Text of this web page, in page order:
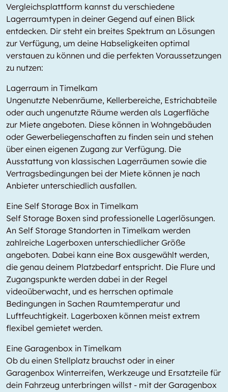
Vergleichsplattform kannst du verschiedene
Lagerraumtypen in deiner Gegend auf einen Blick
entdecken. Dir steht ein breites Spektrum an Lösungen
zur Verfügung, um deine Habseligkeiten optimal
verstauen zu können und die perfekten Voraussetzungen
zu nutzen:
Lagerraum in Timelkam
Ungenutzte Nebenräume, Kellerbereiche, Estrichabteile
oder auch ungenutzte Räume werden als Lagerfläche
zur Miete angeboten. Diese können in Wohngebäuden
oder Gewerbeliegenschaften zu finden sein und stehen
über einen eigenen Zugang zur Verfügung. Die
Ausstattung von klassischen Lagerräumen sowie die
Vertragsbedingungen bei der Miete können je nach
Anbieter unterschiedlich ausfallen.
Eine Self Storage Box in Timelkam
Self Storage Boxen sind professionelle Lagerlösungen.
An Self Storage Standorten in Timelkam werden
zahlreiche Lagerboxen unterschiedlicher Größe
angeboten. Dabei kann eine Box ausgewählt werden,
die genau deinem Platzbedarf entspricht. Die Flure und
Zugangspunkte werden dabei in der Regel
videoüberwacht, und es herrschen optimale
Bedingungen in Sachen Raumtemperatur und
Luftfeuchtigkeit. Lagerboxen können meist extrem
flexibel gemietet werden.
Eine Garagenbox in Timelkam
Ob du einen Stellplatz brauchst oder in einer
Garagenbox Winterreifen, Werkzeuge und Ersatzteile für
dein Fahrzeug unterbringen willst - mit der Garagenbox